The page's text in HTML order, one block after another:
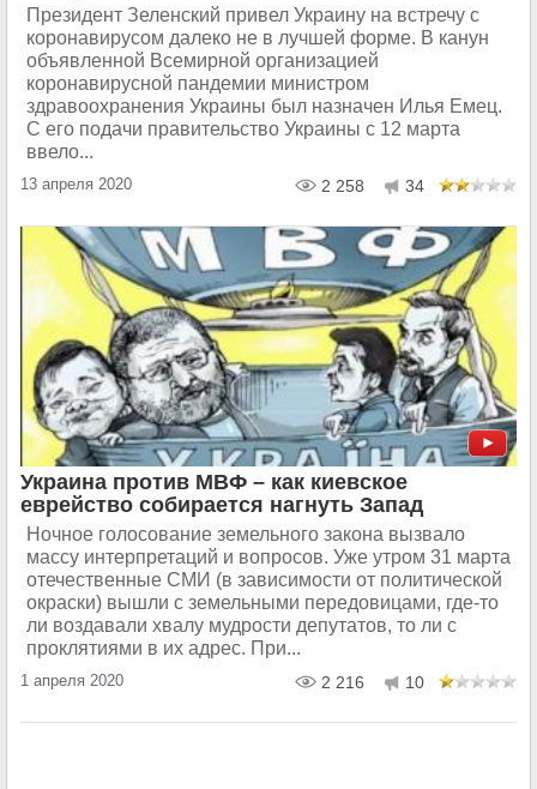
Президент Зеленский привел Украину на встречу с
коронавирусом далеко не в лучшей форме. В канун
объявленной Всемирной организацией
коронавирусной пандемии министром
здравоохранения Украины был назначен Илья Емец.
С его подачи правительство Украины с 12 марта
ввело...
13 апреля 2020 2 258 34
Украина против МВФ – как киевское
еврейство собирается нагнуть Запад
Ночное голосование земельного закона вызвало
массу интерпретаций и вопросов. Уже утром 31 марта
отечественные СМИ (в зависимости от политической
окраски) вышли с земельными передовицами, где-то
ли воздавали хвалу мудрости депутатов, то ли с
проклятиями в их адрес. При...
1 апреля 2020 2 216 10